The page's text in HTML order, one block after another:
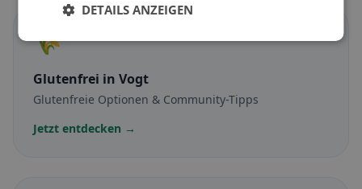
🌾
Glutenfrei in Vogt
Glutenfreie Optionen & Community-Tipps
Jetzt entdecken →
DETAILS ANZEIGEN